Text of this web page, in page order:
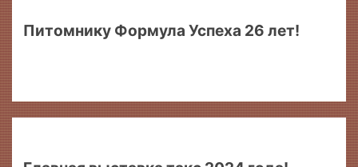
Питомнику Формула Успеха 26 лет!